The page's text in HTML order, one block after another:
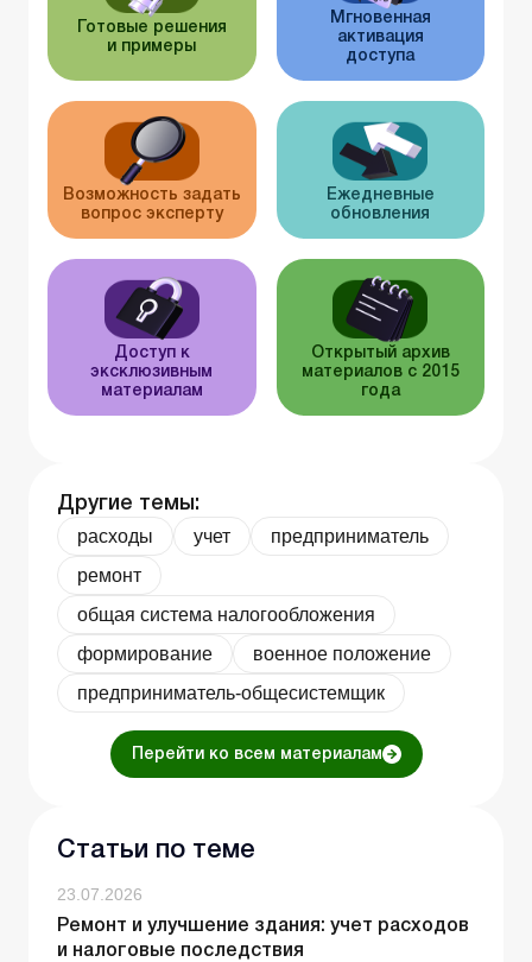
Готовые решения
и примеры
Мгновенная
активация
доступа
Возможность задать
вопрос эксперту
Ежедневные
обновления
Доступ к
эксклюзивным
материалам
Открытый архив
материалов с 2015
года
Другие темы:
расходы учет
предприниматель
ремонт
общая система налогообложения
формирование
военное положение
предприниматель-общесистемщик
Перейти ко всем материалам
Статьи по теме
23.07.2026
Ремонт и улучшение здания: учет расходов
и налоговые последствия